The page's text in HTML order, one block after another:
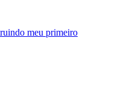
meu primeiro